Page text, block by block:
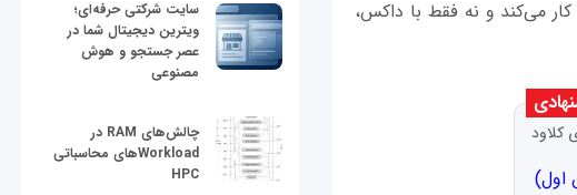
می‌کند و نه فقط با داکس،
کلاود
سایت شرکتی حرفه‌ای؛
ویترین دیجیتال شما در
عصر جستجو و هوش
مصنوعی
چالش‌های RAM در
Workloadهای محاسباتی
HPC